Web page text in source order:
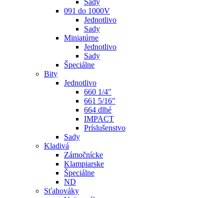
Sady
091 do 1000V
Jednotlivo
Sady
Miniatúrne
Jednotlivo
Sady
Špeciálne
Bity
Jednotlivo
660 1/4"
661 5/16"
664 dlhé
IMPACT
Príslušenstvo
Sady
Kladivá
Zámočnícke
Klampiarske
Špeciálne
ND
Sťahováky